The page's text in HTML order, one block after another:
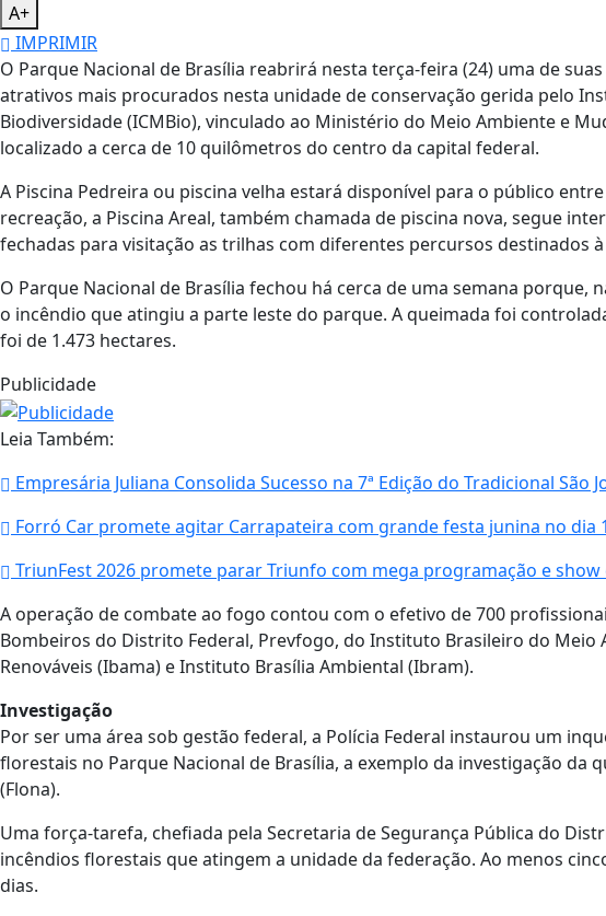
A+
IMPRIMIR
O Parque Nacional de Brasília reabrirá nesta terça-feira (24) uma de
atrativos mais procurados nesta unidade de conservação gerida pelo
Biodiversidade (ICMBio), vinculado ao Ministério do Meio Ambiente e
localizado a cerca de 10 quilômetros do centro da capital federal.
A Piscina Pedreira ou piscina velha estará disponível para o público
recreação, a Piscina Areal, também chamada de piscina nova, segue
fechadas para visitação as trilhas com diferentes percursos destinados
O Parque Nacional de Brasília fechou há cerca de uma semana porque,
o incêndio que atingiu a parte leste do parque. A queimada foi
foi de 1.473 hectares.
Publicidade
Leia Também:
Empresária Juliana Consolida Sucesso na 7ª Edição do Tradicional São
Forró Car promete agitar Carrapateira com grande festa junina no dia
TriunFest 2026 promete parar Triunfo com mega programação e
A operação de combate ao fogo contou com o efetivo de 700
Bombeiros do Distrito Federal, Prevfogo, do Instituto Brasileiro do Meio
Renováveis (Ibama) e Instituto Brasília Ambiental (Ibram).
Investigação
Por ser uma área sob gestão federal, a Polícia Federal instaurou um
florestais no Parque Nacional de Brasília, a exemplo da investigação da
(Flona).
Uma força-tarefa, chefiada pela Secretaria de Segurança Pública do
incêndios florestais que atingem a unidade da federação. Ao menos
dias.